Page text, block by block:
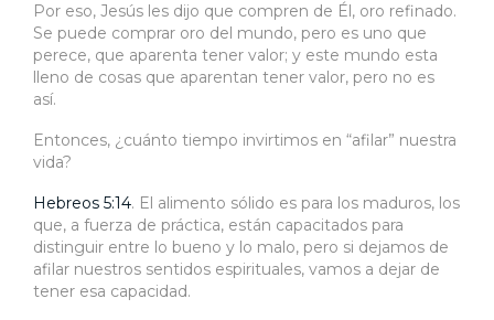
Por eso, Jesús les dijo que compren de Él, oro refinado.
Se puede comprar oro del mundo, pero es uno que
perece, que aparenta tener valor; y este mundo esta
lleno de cosas que aparentan tener valor, pero no es
así.
Entonces, ¿cuánto tiempo invirtimos en “afilar” nuestra
vida?
Hebreos 5:14. El alimento sólido es para los maduros, los
que, a fuerza de práctica, están capacitados para
distinguir entre lo bueno y lo malo, pero si dejamos de
afilar nuestros sentidos espirituales, vamos a dejar de
tener esa capacidad.